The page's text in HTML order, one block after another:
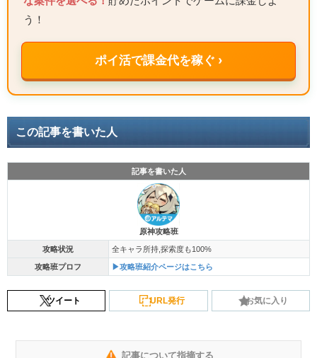
う！
ポイ活で課金代を稼ぐ ›
この記事を書いた人
記事を書いた人
原神攻略班
攻略状況 全キャラ所持,探索度も100%
攻略班プロフ ▶攻略班紹介ページはこちら
ツイート URL発行 お気に入り
記事について指摘する